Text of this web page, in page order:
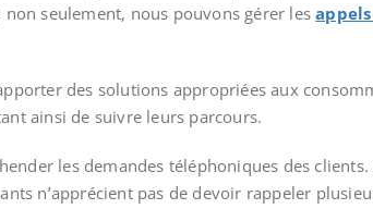
non seulement, nous pouvons gérer les
des solutions appropriées aux
ainsi de suivre leurs parcours.
les demandes téléphoniques des clients.
n’apprécient pas de devoir rappeler